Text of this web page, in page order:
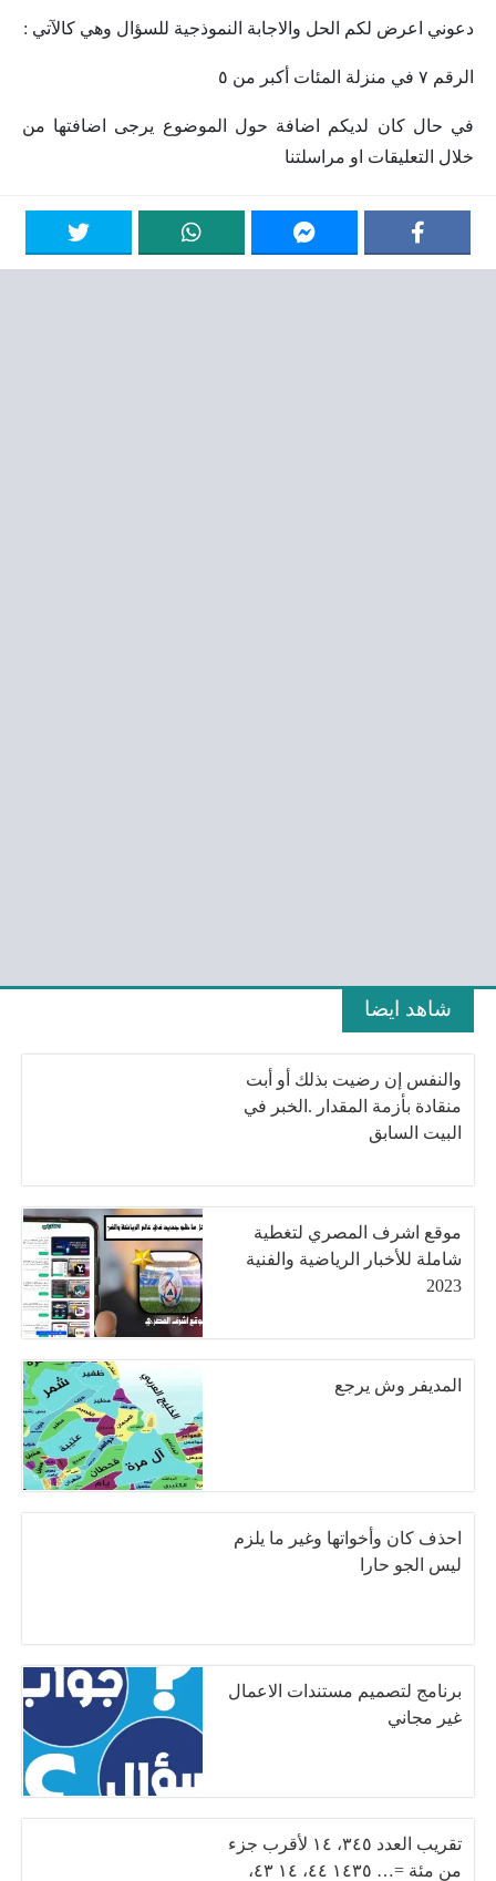
دعوني اعرض لكم الحل والاجابة النموذجية للسؤال وهي كالآتي :
الرقم ٧ في منزلة المئات أكبر من ٥
في حال كان لديكم اضافة حول الموضوع يرجى اضافتها من
خلال التعليقات او مراسلتنا
شاهد ايضا
والنفس إن رضيت بذلك أو أبت
منقادة بأزمة المقدار .الخبر في
البيت السابق
موقع اشرف المصري لتغطية
شاملة للأخبار الرياضية والفنية
2023
المديفر وش يرجع
احذف كان وأخواتها وغير ما يلزم
ليس الجو حارا
برنامج لتصميم مستندات الاعمال
غير مجاني
تقريب العدد ٣٤٥، ١٤ لأقرب جزء
من مئة =… ١٤٣٥ ٤٤، ١٤ ٤٣،